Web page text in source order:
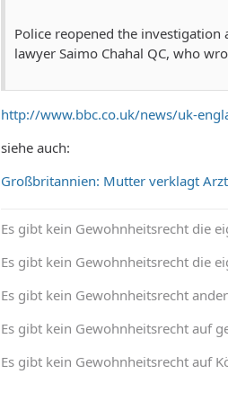
Police reopened the
lawyer Saimo Chahal QC, who
http://www.bbc.co.uk/news/uk-
siehe auch:
Großbritannien: Mutter verklagt
Es gibt kein Gewohnheitsrecht die
Es gibt kein Gewohnheitsrecht die
Es gibt kein Gewohnheitsrecht
Es gibt kein Gewohnheitsrecht auf
Es gibt kein Gewohnheitsrecht auf